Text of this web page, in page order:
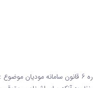
انواع الگوهای صورتحساب الکترونیکی اطلاعیه